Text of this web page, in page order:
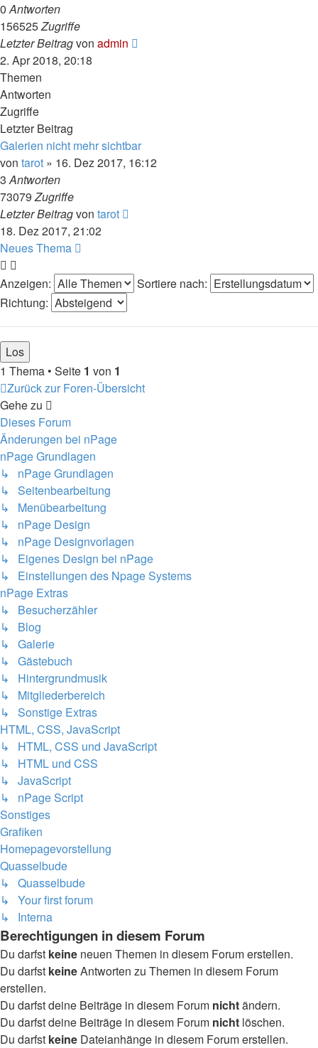
0Antworten
156525Zugriffe
Letzter Beitragvon admin
2. Apr 2018, 20:18
Themen
Antworten
Zugriffe
Letzter Beitrag
Galerien nicht mehr sichtbar
von tarot » 16. Dez 2017, 16:12
3Antworten
73079Zugriffe
Letzter Beitragvon tarot
18. Dez 2017, 21:02
Neues Thema
Anzeigen:
Sortiere nach:
Richtung:
1 Thema • Seite 1 von 1
Zurück zur Foren-Übersicht
Gehe zu
Dieses Forum
Änderungen bei nPage
nPage Grundlagen
↳ nPage Grundlagen
↳ Seitenbearbeitung
↳ Menübearbeitung
↳ nPage Design
↳ nPage Designvorlagen
↳ Eigenes Design bei nPage
↳ Einstellungen des Npage Systems
nPage Extras
↳ Besucherzähler
↳ Blog
↳ Galerie
↳ Gästebuch
↳ Hintergrundmusik
↳ Mitgliederbereich
↳ Sonstige Extras
HTML, CSS, JavaScript
↳ HTML, CSS und JavaScript
↳ HTML und CSS
↳ JavaScript
↳ nPage Script
Sonstiges
Grafiken
Homepagevorstellung
Quasselbude
↳ Quasselbude
↳ Your first forum
↳ Interna
Berechtigungen in diesem Forum
Du darfst keine neuen Themen in diesem Forum erstellen.
Du darfst keineAntworten zu Themen in diesem Forum
erstellen.
Du darfst deine Beiträge in diesem Forum nichtändern.
Du darfst deine Beiträge in diesem Forum nicht löschen.
Du darfst keine Dateianhänge in diesem Forum erstellen.